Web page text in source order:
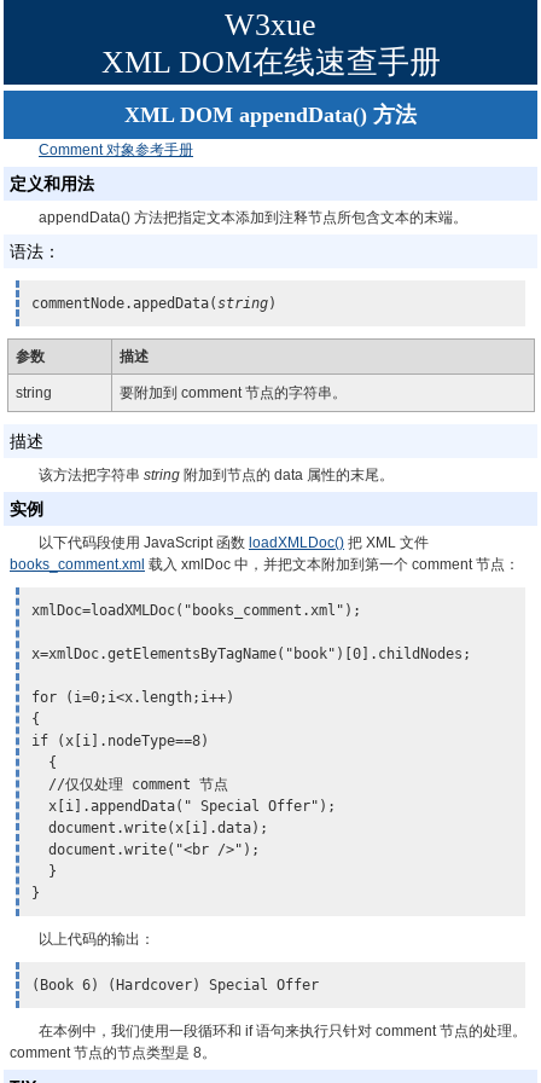
W3xue
XML DOM在线速查手册
XML DOM appendData() 方法
Comment 对象参考手册
定义和用法
appendData() 方法把指定文本添加到注释节点所包含文本的末端。
语法：
commentNode.appedData(string)
参数 描述
string 要附加到 comment 节点的字符串。
描述
该方法把字符串 string 附加到节点的 data 属性的末尾。
实例
以下代码段使用 JavaScript 函数 loadXMLDoc() 把 XML 文件
books_comment.xml 载入 xmlDoc 中，并把文本附加到第一个 comment 节点：
xmlDoc=loadXMLDoc("books_comment.xml");
x=xmlDoc.getElementsByTagName("book")[0].childNodes;
for (i=0;i<x.length;i++)
{
if (x[i].nodeType==8)
  {
//仅仅处理 comment 节点
x[i].appendData(" Special Offer");
  document.write(x[i].data);
  document.write("<br />");
  }
}
以上代码的输出：
(Book 6) (Hardcover) Special Offer
在本例中，我们使用一段循环和 if 语句来执行只针对 comment 节点的处理。
comment 节点的节点类型是 8。